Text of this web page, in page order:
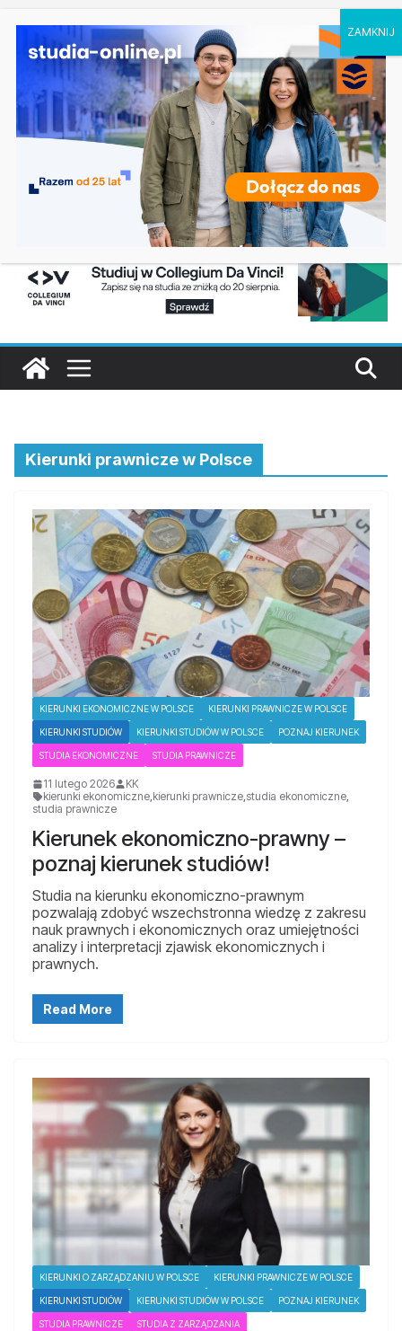
Ostatnie
wpisy:
Politechnika Krakowska rekrutacja na studia
2027/2028, kierunki, terminy, zasady
Wychowanie fizyczne w służbach mundurowych
w Rzeszowie
Rekrutacja na studia 2027/2028 na uczelnie
państwowe w Katowicach
Rekrutacja na studia 2027/2028 – Uniwersytet
Radomski: kierunki, terminy, zasady
Psychologia w Opolu, zasady rekrutacji 2027
Kierunki prawnicze w Polsce
KIERUNKI EKONOMICZNE W POLSCE KIERUNKI PRAWNICZE W POLSCE
KIERUNKI STUDIÓW KIERUNKI STUDIÓW W POLSCE POZNAJ KIERUNEK
STUDIA EKONOMICZNE STUDIA PRAWNICZE
11 lutego 2026
KK
kierunki ekonomiczne,kierunki prawnicze,studia ekonomiczne,
studia prawnicze
Kierunek ekonomiczno-prawny –
poznaj kierunek studiów!
Studia na kierunku ekonomiczno-prawnym
pozwalają zdobyć wszechstronna wiedzę z zakresu
nauk prawnych i ekonomicznych oraz umiejętności
analizy i interpretacji zjawisk ekonomicznych i
prawnych.
Read More
KIERUNKI O ZARZĄDZANIU W POLSCE KIERUNKI PRAWNICZE W POLSCE
KIERUNKI STUDIÓW KIERUNKI STUDIÓW W POLSCE POZNAJ KIERUNEK
STUDIA PRAWNICZE STUDIA Z ZARZĄDZANIA